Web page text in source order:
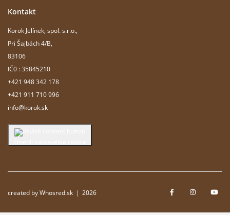
Kontakt
Korok Jelínek, spol. s.r.o.,
Pri Šajbách 4/B,
83106
IČ0 : 35845210
+421 948 342 178
+421 911 710 996
info@korok.sk
created by Whosred.sk ｜ 2026